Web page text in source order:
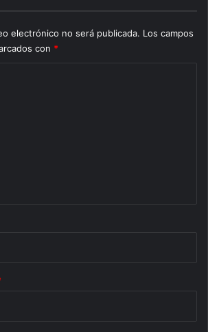
electrónico no será publicada. Los campos
con *